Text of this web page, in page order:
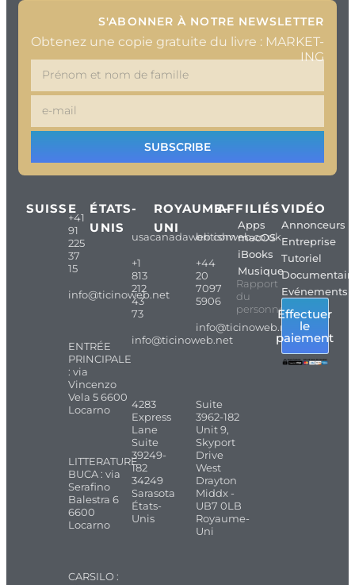
S'ABONNER À NOTRE NEWSLETTER
Obtenez une copie gratuite du livre : MARKET-
ING
SUBSCRIBE
SUISSE
+41
91
225
37
15
info@ticinoweb.net
ENTRÉE
PRINCIPALE
: via
Vincenzo
Vela 5 6600
Locarno
LITTERATURE
BUCA : via
Serafino
Balestra 6
6600
Locarno
CARSILO :
ÉTATS-
UNIS
usacanadaweb.com
+1
813
212
43
73
info@ticinoweb.net
4283
Express
Lane
Suite
39249-
182
34249
Sarasota
États-
Unis
ROYAUME-
UNI
britishweb.co.uk
+44
20
7097
5906
info@ticinoweb.net
Suite
3962-182
Unit 9,
Skyport
Drive
West
Drayton
Middx -
UB7 0LB
Royaume-
Uni
AFFILIÉS
Apps
macOS
iBooks
Musique
Rapport
du
personnel
VIDÉO
Annonceurs
Entreprise
Tutoriel
Evénements
Effectuer
le
paiement